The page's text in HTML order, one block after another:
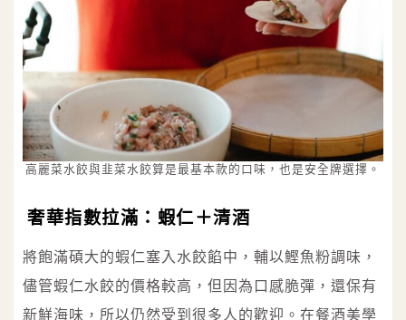
高麗菜水餃與韭菜水餃算是最基本款的口味，也是安全牌選擇。
奢華指數拉滿：蝦仁＋清酒
將飽滿碩大的蝦仁塞入水餃餡中，輔以鰹魚粉調味，
儘管蝦仁水餃的價格較高，但因為口感脆彈，還保有
新鮮海味，所以仍然受到很多人的歡迎。在餐酒美學